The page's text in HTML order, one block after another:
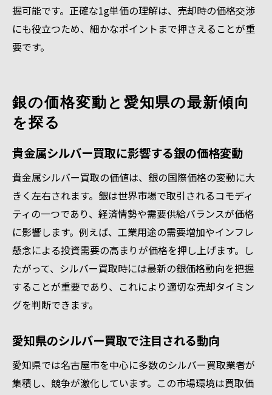
握可能です。正確な1g単価の理解は、売却時の価格交渉
にも役立つため、細かなポイントまで押さえることが重
要です。
銀の価格変動と愛知県の最新傾向
を探る
貴金属シルバー買取に影響する銀の価格変動
貴金属シルバー買取の価値は、銀の国際価格の変動に大
きく左右されます。銀は世界市場で取引されるコモディ
ティの一つであり、経済情勢や需要供給バランスが価格
に影響します。例えば、工業用途の需要増加やインフレ
懸念による投資需要の高まりが価格を押し上げます。し
たがって、シルバー買取時には最新の銀価格動向を把握
することが重要であり、これにより適切な売却タイミン
グを判断できます。
愛知県のシルバー買取で注目される動向
愛知県では名古屋市を中心に多数のシルバー買取業者が
集積し、競争が激化しています。この市場環境は買取価